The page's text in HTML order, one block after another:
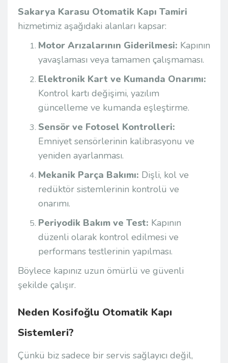
Sakarya Karasu Otomatik Kapı Tamiri
hizmetimiz aşağıdaki alanları kapsar:
Motor Arızalarının Giderilmesi: Kapının
yavaşlaması veya tamamen çalışmaması.
Elektronik Kart ve Kumanda Onarımı:
Kontrol kartı değişimi, yazılım
güncelleme ve kumanda eşleştirme.
Sensör ve Fotosel Kontrolleri:
Emniyet sensörlerinin kalibrasyonu ve
yeniden ayarlanması.
Mekanik Parça Bakımı: Dişli, kol ve
redüktör sistemlerinin kontrolü ve
onarımı.
Periyodik Bakım ve Test: Kapının
düzenli olarak kontrol edilmesi ve
performans testlerinin yapılması.
Böylece kapınız uzun ömürlü ve güvenli
şekilde çalışır.
Neden Kosifoğlu Otomatik Kapı
Sistemleri?
Çünkü biz sadece bir servis sağlayıcı değil,